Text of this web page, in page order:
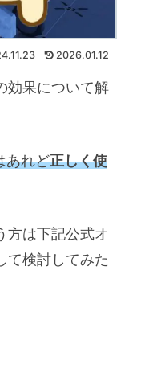
2026.01.12
効果について解
あれど正しく使
方は下記公式オ
て検討してみた